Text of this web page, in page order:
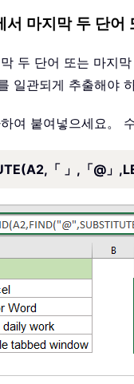
마지막 두 단어
두 단어 또는 마지
일관되게 추출해야
여 붙여넣으세요。
「 」,「@